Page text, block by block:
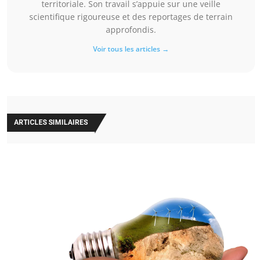
territoriale. Son travail s’appuie sur une veille
scientifique rigoureuse et des reportages de terrain
approfondis.
Voir tous les articles →
ARTICLES SIMILAIRES